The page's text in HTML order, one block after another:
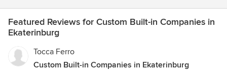
Featured Reviews for Custom Built-in Companies in
Ekaterinburg
Tocca Ferro
Custom Built-in Companies in Ekaterinburg